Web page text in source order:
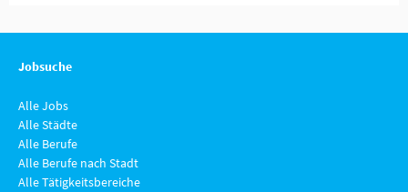
Jobsuche
Alle Jobs
Alle Städte
Alle Berufe
Alle Berufe nach Stadt
Alle Tätigkeitsbereiche